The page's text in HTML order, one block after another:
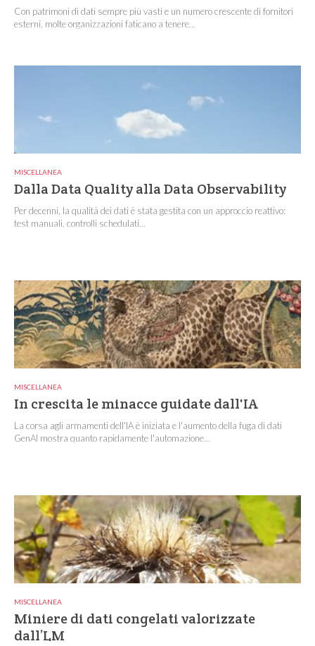
Con patrimoni di dati sempre più vasti e un numero crescente di fornitori
esterni, molte organizzazioni faticano a tenere...
MISCELLANEA
Dalla Data Quality alla Data Observability
Per decenni, la qualità dei dati è stata gestita con un approccio reattivo:
test manuali, controlli schedulati...
MISCELLANEA
In crescita le minacce guidate dall'IA
La corsa agli armamenti dell'IA è iniziata e l'aumento della fuga di dati
GenAI mostra quanto rapidamente l'automazione...
MISCELLANEA
Miniere di dati congelati valorizzate
dall’LM